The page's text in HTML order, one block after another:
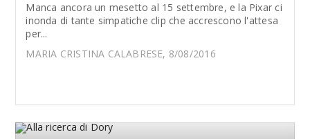
Manca ancora un mesetto al 15 settembre, e la Pixar ci
inonda di tante simpatiche clip che accrescono l'attesa
per...
MARIA CRISTINA CALABRESE, 8/08/2016